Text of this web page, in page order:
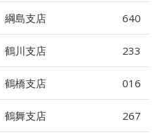
綱島支店 640
鶴川支店 233
鶴橋支店 016
鶴舞支店 267